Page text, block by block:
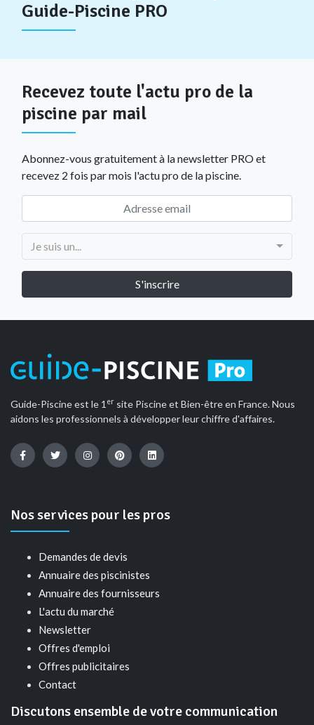
Guide-Piscine PRO
Recevez toute l'actu pro de la
piscine par mail
Abonnez-vous gratuitement à la newsletter PRO et
recevez 2 fois par mois l'actu pro de la piscine.
Je suis un...
Guide-Piscine est le 1 er site Piscine et Bien-être en France. Nous
aidons les professionnels à développer leur chiffre d'affaires.
Nos services pour les pros
Demandes de devis
Annuaire des piscinistes
Annuaire des fournisseurs
L'actu du marché
Newsletter
Offres d'emploi
Offres publicitaires
Contact
Discutons ensemble de votre communication